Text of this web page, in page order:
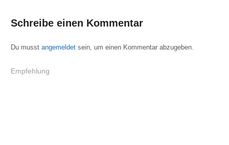
Schreibe einen Kommentar
Du musst angemeldetsein, um einen Kommentar abzugeben.
Empfehlung